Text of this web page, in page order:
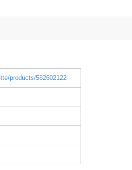
products/582602122